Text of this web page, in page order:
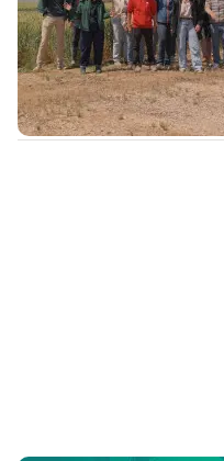
Le 2 juin dernier, la station
d'expérimentation
accueilli la remise des
09 JUIN 2026